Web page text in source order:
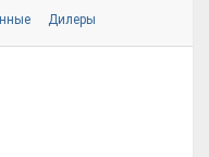
Дилеры